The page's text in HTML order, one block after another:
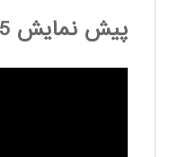
پیش نمایش 5 :